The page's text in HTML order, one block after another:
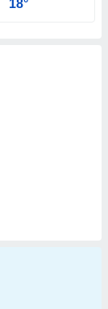
18°